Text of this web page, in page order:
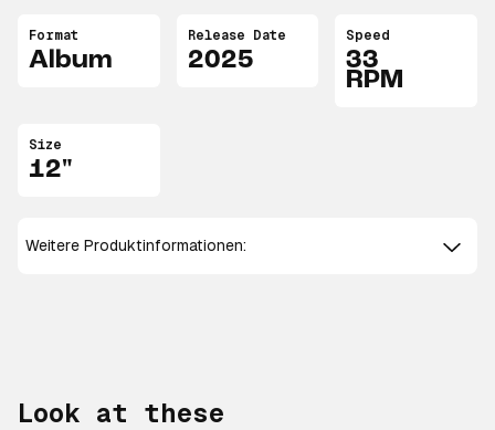
Format
Album
Release Date
2025
Speed
33
RPM
Size
12"
Weitere Produktinformationen:
Look at these